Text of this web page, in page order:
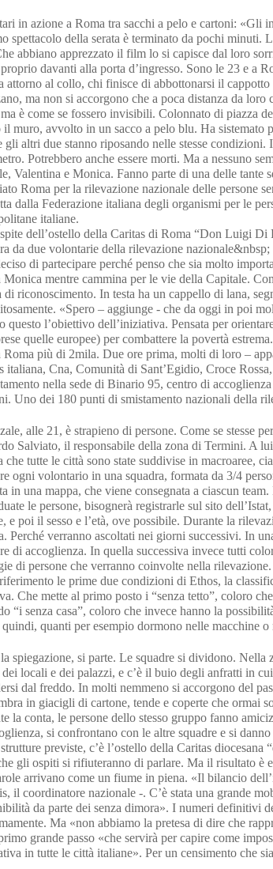
in azione a Roma tra sacchi a pelo e cartoni: «Gli
spettacolo della serata è terminato da pochi minuti.
abbiano apprezzato il film lo si capisce dal loro
davanti alla porta d’ingresso. Sono le 23 e a
attorno al collo, chi finisce di abbottonarsi il
ma non si accorgono che a poca distanza da
è come se fossero invisibili. Colonnato di piazza
il muro, avvolto in un sacco a pelo blu. Ha sistemato
gli altri due stanno riposando nelle stesse
Potrebbero anche essere morti. Ma a nessuno
Valentina e Monica. Fanno parte di una delle tante
Roma per la rilevazione nazionale delle persone
dalla Federazione italiana degli organismi per le
italiane.
dell’ostello della Caritas di Roma “Don Luigi Di
da due volontarie della rilevazione nazionale&nbsp;
di partecipare perché penso che sia molto
Monica mentre cammina per le vie della Capitale.
di riconoscimento. In testa ha un cappello di lana,
«Spero – aggiunge - che da oggi in poi
questo l’obiettivo dell’iniziativa. Pensata per
quelle europee) per combattere la povertà
Roma più di 2mila. Due ore prima, molti di loro –
italiana, Cna, Comunità di Sant’Egidio, Croce
nella sede di Binario 95, centro di
Uno dei 180 punti di smistamento nazionali della
alle 21, è strapieno di persone. Come se stesse
Salviato, il responsabile della zona di Termini. A
che tutte le città sono state suddivise in macroaree,
ogni volontario in una squadra, formata da 3/4
in una mappa, che viene consegnata a ciascun
le persone, bisognerà registrarle sul sito
e poi il sesso e l’età, ove possibile. Durante la
Perché verranno ascoltati nei giorni successivi. In
di accoglienza. In quella successiva invece tutti
di persone che verranno coinvolte nella
le prime due condizioni di Ethos, la
Che mette al primo posto i “senza tetto”, coloro
“i senza casa”, coloro che invece hanno la
quindi, quanti per esempio dormono nelle macchine o
spiegazione, si parte. Le squadre si dividono.
locali e dei palazzi, e c’è il buio degli anfratti in
dal freddo. In molti nemmeno si accorgono del
in giacigli di cartone, tende e coperte che ormai
la conta, le persone dello stesso gruppo fanno
si confrontano con le altre squadre e si
previste, c’è l’ostello della Caritas
gli ospiti si rifiuteranno di parlare. Ma il risultato è
arrivano come un fiume in piena. «Il bilancio
il coordinatore nazionale -. C’è stata una grande
da parte dei senza dimora». I numeri definitivi
Ma «non abbiamo la pretesa di dire che
grande passo «che servirà per capire come
in tutte le città italiane». Per un censimento che